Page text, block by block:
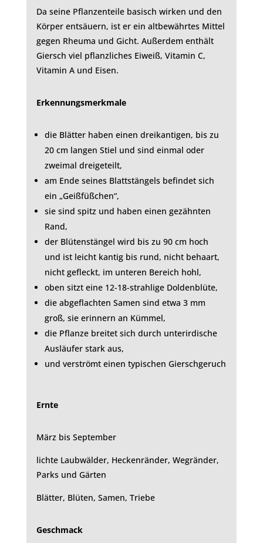
Da seine Pflanzenteile basisch wirken und den
Körper entsäuern, ist er ein altbewährtes Mittel
gegen Rheuma und Gicht. Außerdem enthält
Giersch viel pflanzliches Eiweiß, Vitamin C,
Vitamin A und Eisen.
Erkennungsmerkmale
die Blätter haben einen dreikantigen, bis zu
20 cm langen Stiel und sind einmal oder
zweimal dreigeteilt,
am Ende seines Blattstängels befindet sich
ein „Geißfüßchen“,
sie sind spitz und haben einen gezähnten
Rand,
der Blütenstängel wird bis zu 90 cm hoch
und ist leicht kantig bis rund, nicht behaart,
nicht gefleckt, im unteren Bereich hohl,
oben sitzt eine 12-18-strahlige Doldenblüte,
die abgeflachten Samen sind etwa 3 mm
groß, sie erinnern an Kümmel,
die Pflanze breitet sich durch unterirdische
Ausläufer stark aus,
und verströmt einen typischen Gierschgeruch
Ernte
März bis September
lichte Laubwälder, Heckenränder, Wegränder,
Parks und Gärten
Blätter, Blüten, Samen, Triebe
Geschmack